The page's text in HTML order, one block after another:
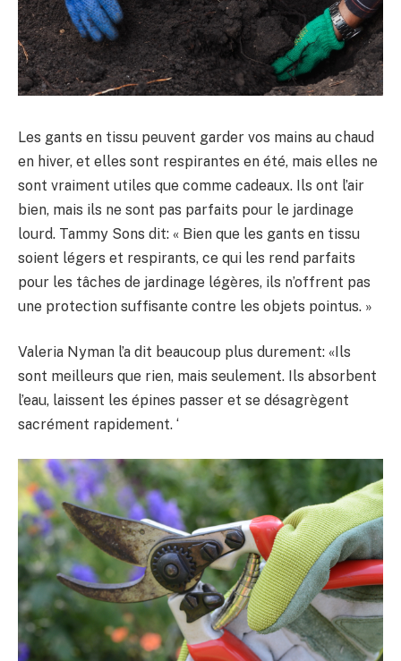
Les gants en tissu peuvent garder vos mains au chaud
en hiver, et elles sont respirantes en été, mais elles ne
sont vraiment utiles que comme cadeaux. Ils ont l’air
bien, mais ils ne sont pas parfaits pour le jardinage
lourd. Tammy Sons dit: « Bien que les gants en tissu
soient légers et respirants, ce qui les rend parfaits
pour les tâches de jardinage légères, ils n’offrent pas
une protection suffisante contre les objets pointus. »
Valeria Nyman l’a dit beaucoup plus durement: «Ils
sont meilleurs que rien, mais seulement. Ils absorbent
l’eau, laissent les épines passer et se désagrègent
sacrément rapidement. ‘